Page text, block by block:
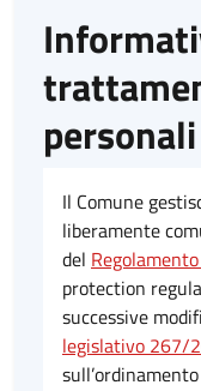
personali
Il Comune
liberamente
del
protection
successive
legislativo 267/